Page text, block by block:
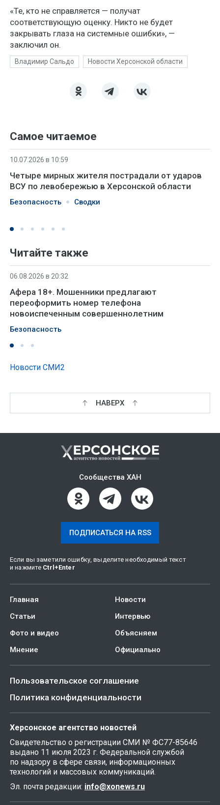
«Те, кто не справляется — получат
соответствующую оценку. Никто не будет
закрывать глаза на системные ошибки», —
заключил он.
Владимир Сальдо Новости Херсонской области
Самое читаемое
10.07.2026 в 10:59
Четыре мирных жителя пострадали от ударов
ВСУ по левобережью в Херсонской области
Безопасность Сводки
Читайте также
06.08.2026 в 20:32
Афера 18+. Мошенники предлагают
переоформить номер телефона
новоиспеченным совершеннолетним
Безопасность
Новости СМИ2
НАВЕРХ
Сообщества ХАН
ПОДПИСАТЬСЯ НА RSS
Если вы заметили ошибку, выделите необходимый текст
и нажмите Ctrl +Enter
Главная
Новости
Статьи
Интервью
Фото и видео
Объясняем
Мнение
Официально
Пользовательское соглашение
Политика конфиденциальности
Херсонское агентство новостей
Свидетельство о регистрации СМИ № ФС77-85646
выдано 11 июля 2023 г. Федеральной службой
по надзору в сфере связи, информационных
технологий и массовых коммуникаций.
Эл. почта редакции: info@xonews.ru